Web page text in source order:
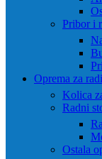
Pribor i
Oprema za
Kolica
Radni
Ostala